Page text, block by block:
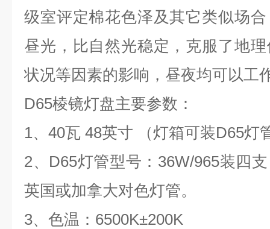
级室评定棉花色泽及其它类似场
昼光，比自然光稳定，克服了地
状况等因素的影响，昼夜均可以工
D65棱镜灯盘主要参数：
1、40瓦 48英寸 （灯箱可装D65灯
2、D65灯管型号：36W/965装四
英国或加拿大对色灯管。
3、色温：6500K±200K